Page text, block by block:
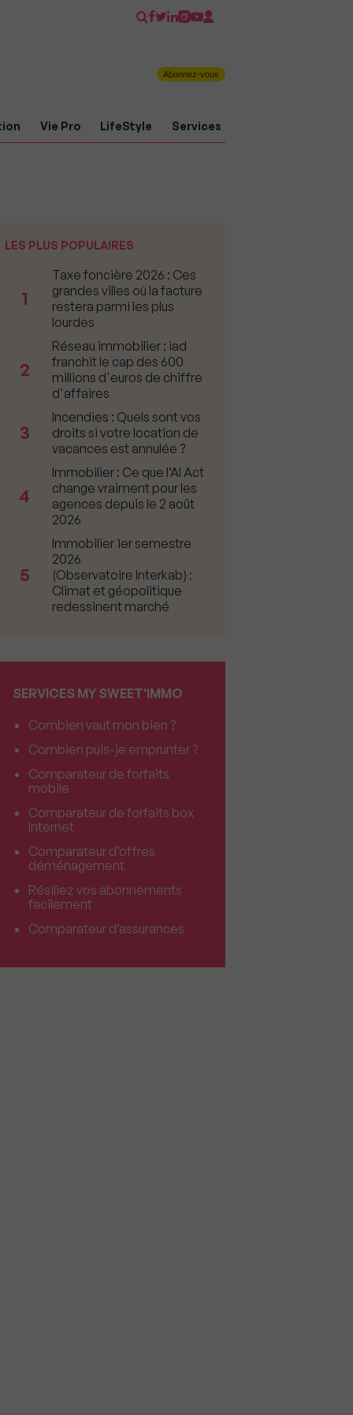
Abonnez-vous
Vie Pro LifeStyle Services
LES PLUS POPULAIRES
1
Taxe foncière 2026 : Ces
grandes villes où la facture
restera parmi les plus
lourdes
2
Réseau immobilier : iad
franchit le cap des 600
millions d'euros de chiffre
d'affaires
3
Incendies : Quels sont vos
droits si votre location de
vacances est annulée ?
4
Immobilier : Ce que l’AI Act
change vraiment pour les
agences depuis le 2 août
2026
5
Immobilier 1er semestre
2026
(Observatoire Interkab) :
Climat et géopolitique
redessinent marché
SERVICES MY SWEET'IMMO
Combien vaut mon bien ?
Combien puis-je emprunter ?
Comparateur de forfaits
mobile
Comparateur de forfaits box
Internet
Comparateur d’offres
déménagement
Résiliez vos abonnements
facilement
Comparateur d’assurances